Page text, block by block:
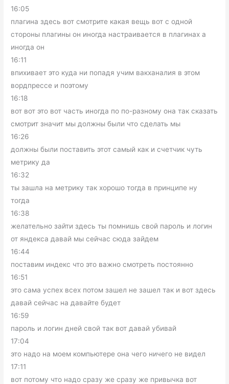
16:05
плагина здесь вот смотрите какая вещь вот с одной
стороны плагины он иногда настраивается в плагинах а
иногда он
16:11
впихивает это куда ни попадя учим вакханалия в этом
вордпрессе и поэтому
16:18
вот вот это вот часть иногда по по-разному она так сказать
смотрит значит мы должны были что сделать мы
16:26
должны были поставить этот самый как и счетчик чуть
метрику да
16:32
ты зашла на метрику так хорошо тогда в принципе ну
тогда
16:38
желательно зайти здесь ты помнишь свой пароль и логин
от яндекса давай мы сейчас сюда зайдем
16:44
поставим индекс что это важно смотреть постоянно
16:51
это сама успех всех потом зашел не зашел так и вот здесь
давай сейчас на давайте будет
16:59
пароль и логин дней свой так вот давай убивай
17:04
это надо на моем компьютере она чего ничего не видел
17:11
вот потому что надо сразу же сразу же привычка вот